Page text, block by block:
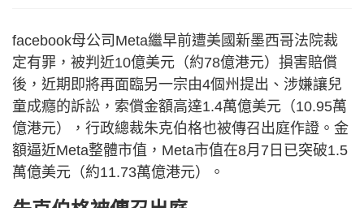
facebook母公司Meta繼早前遭美國新墨西哥法院裁
定有罪，被判近10億美元（約78億港元）損害賠償
後，近期即將再面臨另一宗由4個州提出、涉嫌讓兒
童成癮的訴訟，索償金額高達1.4萬億美元（10.95萬
億港元），行政總裁朱克伯格也被傳召出庭作證。金
額逼近Meta整體市值，Meta市值在8月7日已突破1.5
萬億美元（約11.73萬億港元）。